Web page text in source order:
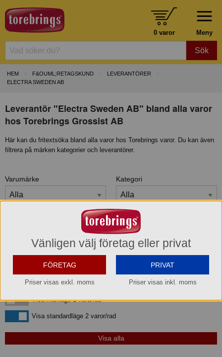
Meny
0 varor
Sök
HEM F&OUML;RETAGSKUND
LEVERANTÖRER
ELECTRA SWEDEN AB
Leverantör "Electra Sweden AB" bland alla varor
hos Torebrings Grossist AB
Här kan du fritextsöka bland alla varor hos Torebrings varor. Du kan även
filtrera på märken kategorier och leverantörer.
Varumärke Kategori
Leverantör
Bara lagervarorBara lagervaror
Visa maxläge 1 vara/rad
Visa standardlägeVisa standardläge 2 varor/rad
Vänligen välj företag eller privat
FÖRETAG
Priser visas exkl. moms
PRIVAT
Priser visas inkl. moms